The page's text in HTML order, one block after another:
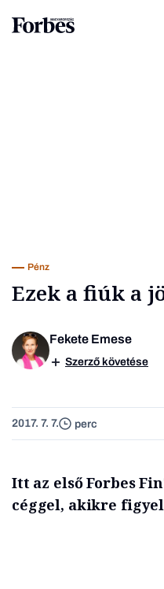
Pénz
Ezek a fiúk a
Fekete Emese
Szerző követése
2017. 7. 7. perc
Itt az első Forbes
céggel, akikre